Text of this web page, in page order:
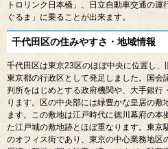
トロリンク日本橋」、日立自動車交通の
ぐるま」に乗ることが出来ます。
千代田区の住みやすさ・地域情報
千代田区は東京23区のほぼ中央に位置し、
東京都の行政区として発足しました。国会
判所をはじめとする政府機関や、大手銀
ります。区の中央部には緑豊かな皇居の敷
ます。この敷地は江戸時代に徳川幕府の本
た江戸城の敷地跡とほぼ重なります。東京
のオフィス街であり、東京の中心業務地区